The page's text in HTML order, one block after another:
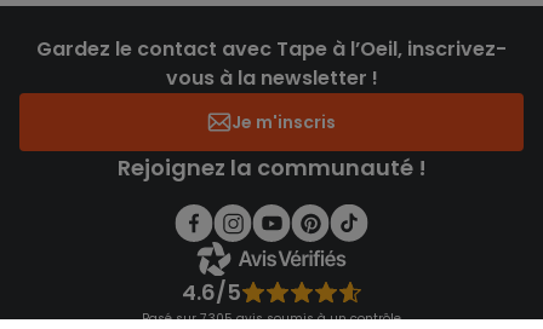
Gardez le contact avec Tape à l’Oeil, inscrivez-
vous à la newsletter !
Je m'inscris
Rejoignez la communauté !
4.6/5
Basé sur 7 305 avis soumis à un contrôle